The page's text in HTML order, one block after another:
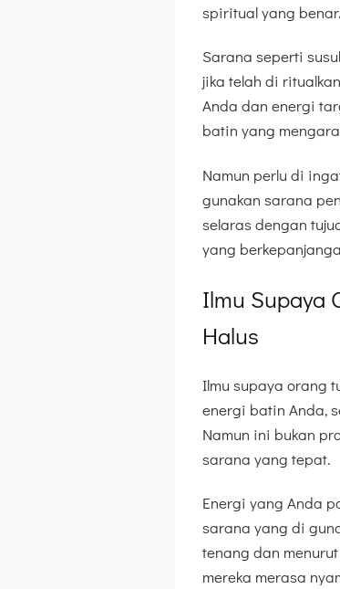
spiritual yang benar.
Sarana seperti
jika telah di
Anda dan energi
batin yang
Namun perlu di
gunakan sarana
selaras dengan
yang
Ilmu Supaya
Halus
Ilmu supaya orang
energi batin Anda,
Namun ini bukan
sarana yang tepat.
Energi yang Anda
sarana yang di
tenang dan
mereka merasa